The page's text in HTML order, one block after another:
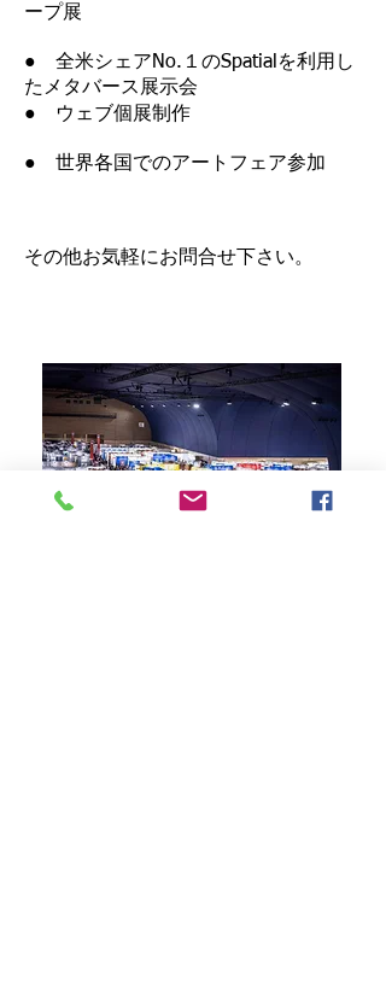
ープ展
● 全米シェアNo.１のSpatialを利用し
たメタバース展示会
● ウェブ個展制作
​● 世界各国でのアートフェア参加
​その他お気軽にお問合せ下さい。